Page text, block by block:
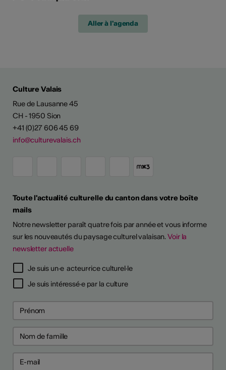
Aller à l'agenda
Culture Valais
Rue de Lausanne 45
CH - 1950 Sion
+41 (0)27 606 45 69
info@culturevalais.ch
Toute l'actualité culturelle du canton dans votre boîte
mails
Notre newsletter paraît quatre fois par année et vous informe
sur les nouveautés du paysage culturel valaisan.Voir la
newsletter actuelle
Je suis un·e acteur·rice culturel·le
Je suis intéressé·e par la culture